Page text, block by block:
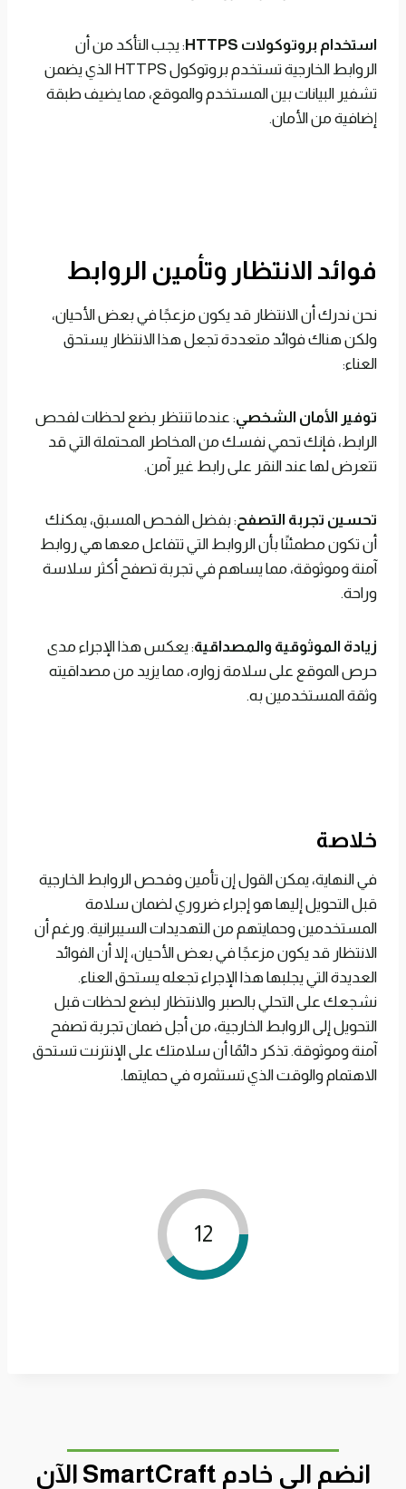
استخدام بروتوكولات HTTPS
: يجب التأكد من أن
الروابط الخارجية تستخدم بروتوكول HTTPS الذي يضمن
تشفير البيانات بين المستخدم والموقع، مما يضيف طبقة
إضافية من الأمان.
فوائد الانتظار وتأمين الروابط
نحن ندرك أن الانتظار قد يكون مزعجًا في بعض الأحيان،
ولكن هناك فوائد متعددة تجعل هذا الانتظار يستحق
العناء:
توفير الأمان الشخصي: عندما تنتظر بضع لحظات لفحص
الرابط، فإنك تحمي نفسك من المخاطر المحتملة التي قد
تتعرض لها عند النقر على رابط غير آمن.
تحسين تجربة التصفح: بفضل الفحص المسبق، يمكنك
أن تكون مطمئنًا بأن الروابط التي تتفاعل معها هي روابط
آمنة وموثوقة، مما يساهم في تجربة تصفح أكثر سلاسة
وراحة.
زيادة الموثوقية والمصداقية: يعكس هذا الإجراء مدى
حرص الموقع على سلامة زواره، مما يزيد من مصداقيته
وثقة المستخدمين به.
خلاصة
في النهاية، يمكن القول إن تأمين وفحص الروابط الخارجية
قبل التحويل إليها هو إجراء ضروري لضمان سلامة
المستخدمين وحمايتهم من التهديدات السيبرانية. ورغم أن
الانتظار قد يكون مزعجًا في بعض الأحيان، إلا أن الفوائد
العديدة التي يجلبها هذا الإجراء تجعله يستحق العناء.
نشجعك على التحلي بالصبر والانتظار لبضع لحظات قبل
التحويل إلى الروابط الخارجية، من أجل ضمان تجربة تصفح
آمنة وموثوقة. تذكر دائمًا أن سلامتك على الإنترنت تستحق
الاهتمام والوقت الذي تستثمره في حمايتها.
11
انضم الى خادم SmartCraft الآن